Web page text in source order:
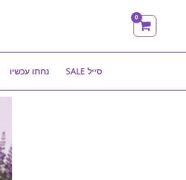
סייל SALE נחתו עכשיו